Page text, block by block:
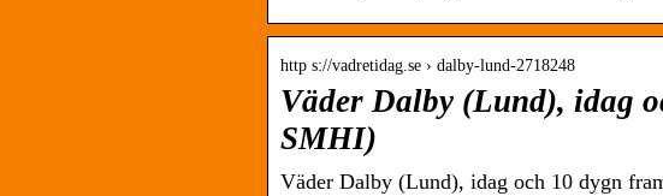
http s://vadretidag.se › dalby-lund-2718248
Väder Dalby (Lund), idag
SMHI)
Väder Dalby (Lund), idag och 10 dygn